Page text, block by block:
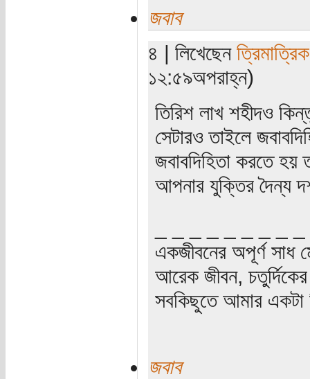
জবাব
৪ | লিখেছেন
১২:৫৯অপরাহ্ন)
তিরিশ লাখ শহীদও
সেটারও তাইলে
জবাবদিহিতা করতে
আপনার যুক্তির দৈন্য
একজীবনের অপূর্ণ সাধ
আরেক জীবন, চতুর্দিকের
সবকিছুতে আমার একটা
জবাব